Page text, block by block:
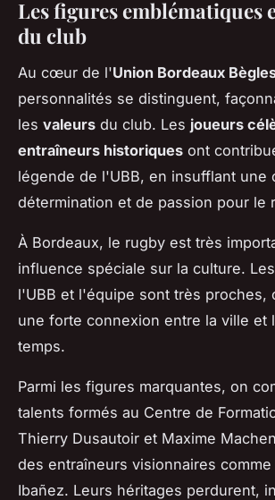
Les figures emblématiques
du club
Au cœur de l'Union Bordeaux
personnalités se distinguent,
les valeurs du club. Les joueurs
entraîneurs historiques ont
légende de l'UBB, en insufflant une
détermination et de passion pour le
À Bordeaux, le rugby est très
influence spéciale sur la culture.
l'UBB et l'équipe sont très proches,
une forte connexion entre la ville et
temps.
Parmi les figures marquantes, on
talents formés au Centre de
Thierry Dusautoir et Maxime
des entraîneurs visionnaires comme
Ibañez. Leurs héritages perdurent,